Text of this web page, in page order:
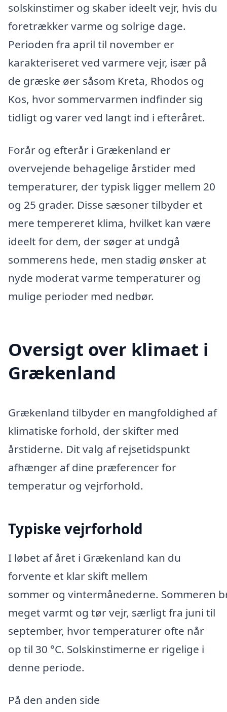
solskinstimer og skaber ideelt vejr, hvis du
foretrækker varme og solrige dage.
Perioden fra april til november er
karakteriseret ved varmere vejr, især på
de græske øer såsom Kreta, Rhodos og
Kos, hvor sommervarmen indfinder sig
tidligt og varer ved langt ind i efteråret.
Forår og efterår i Grækenland er
overvejende behagelige årstider med
temperaturer, der typisk ligger mellem 20
og 25 grader. Disse sæsoner tilbyder et
mere tempereret klima, hvilket kan være
ideelt for dem, der søger at undgå
sommerens hede, men stadig ønsker at
nyde moderat varme temperaturer og
mulige perioder med nedbør.
Oversigt over klimaet i
Grækenland
Grækenland tilbyder en mangfoldighed af
klimatiske forhold, der skifter med
årstiderne. Dit valg af rejsetidspunkt
afhænger af dine præferencer for
temperatur og vejrforhold.
Typiske vejrforhold
I løbet af året i Grækenland kan du
forvente et klar skift mellem
sommer og vintermånederne. Sommeren
meget varmt og tør vejr, særligt fra juni til
september, hvor temperaturer ofte når
op til 30 °C. Solskinstimerne er rigelige i
denne periode.
På den anden side